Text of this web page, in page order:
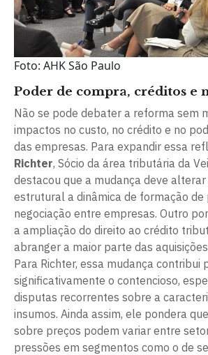
Foto: AHK São Paulo
Poder de compra, créditos e
Não se pode debater a reforma sem
impactos no custo, no crédito e no
das empresas. Para expandir essa
Richter, Sócio da área tributária da
destacou que a mudança deve
estrutural a dinâmica de formação de
negociação entre empresas. Outro
a ampliação do direito ao crédito
abranger a maior parte das
Para Richter, essa mudança contribui
significativamente o contencioso,
disputas recorrentes sobre a
insumos. Ainda assim, ele pondera
sobre preços podem variar entre
pressões em segmentos como o de